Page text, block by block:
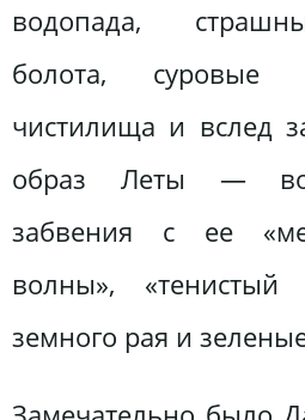
водопада,
болота, суровые
чистилища и вслед
образ Леты —
забвения с ее
волны»,
земного рая и